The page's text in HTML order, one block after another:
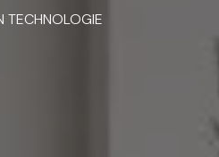
TECHNOLOGIE